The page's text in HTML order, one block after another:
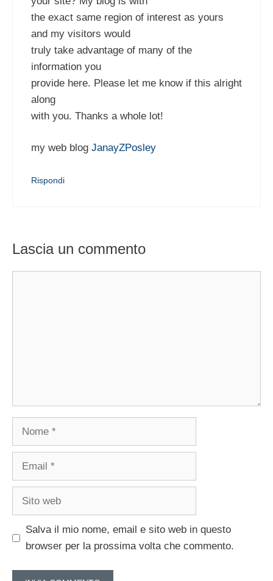
the exact same region of interest as yours
and my visitors would
truly take advantage of many of the
information you
provide here. Please let me know if this alright
along
with you. Thanks a whole lot!
my web blog JanayZPosley
Rispondi
Lascia un commento
Nome
Email
Sito
Salva il mio nome, email e sito web in questo
browser per la prossima volta che commento.